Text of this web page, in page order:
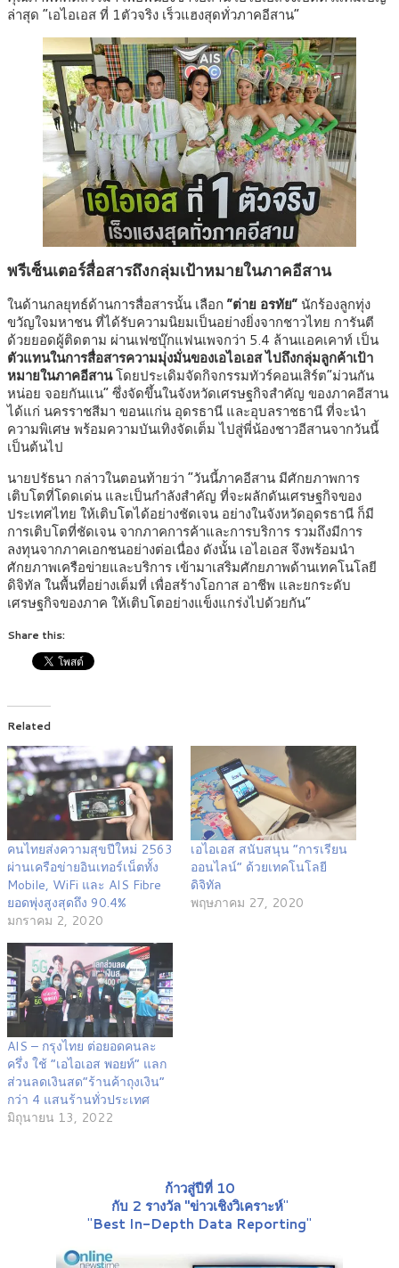
ล่าสุด “เอไอเอส ที่ 1ตัวจริง เร็วแฮงสุดทั่วภาคอีสาน”
พรีเซ็นเตอร์สื่อสารถึงกลุ่มเป้าหมายในภาคอีสาน
ในด้านกลยุทธ์ด้านการสื่อสารนั้น เลือก “ต่าย อรทัย”นักร้องลูกทุ่ง
ขวัญใจมหาชน ที่ได้รับความนิยมเป็นอย่างยิ่งจากชาวไทย การันตี
ด้วยยอดผู้ติดตาม ผ่านเฟซบุ๊กแฟนเพจกว่า 5.4 ล้านแอคเคาท์ เป็น
ตัวแทนในการสื่อสารความมุ่งมั่นของเอไอเอส ไปถึงกลุ่มลูกค้าเป้า
หมายในภาคอีสานโดยประเดิมจัดกิจกรรมทัวร์คอนเสิร์ต”ม่วนกัน
หน่อย จอยกันแน” ซึ่งจัดขึ้นในจังหวัดเศรษฐกิจสำคัญ ของภาคอีสาน
ได้แก่ นครราชสีมา ขอนแก่น อุดรธานี และอุบลราชธานี ที่จะนำ
ความพิเศษ พร้อมความบันเทิงจัดเต็ม ไปสู่พี่น้องชาวอีสานจากวันนี้
เป็นต้นไป
นายปรัธนา กล่าวในตอนท้ายว่า “วันนี้ภาคอีสาน มีศักยภาพการ
เติบโตที่โดดเด่น และเป็นกำลังสำคัญ ที่จะผลักดันเศรษฐกิจของ
ประเทศไทย ให้เติบโตได้อย่างชัดเจน อย่างในจังหวัดอุดรธานี ก็มี
การเติบโตที่ชัดเจน จากภาคการค้าและการบริการ รวมถึงมีการ
ลงทุนจากภาคเอกชนอย่างต่อเนื่อง ดังนั้น เอไอเอส จึงพร้อมนำ
ศักยภาพเครือข่ายและบริการ เข้ามาเสริมศักยภาพด้านเทคโนโลยี
ดิจิทัล ในพื้นที่อย่างเต็มที่ เพื่อสร้างโอกาส อาชีพ และยกระดับ
เศรษฐกิจของภาค ให้เติบโตอย่างแข็งแกร่งไปด้วยกัน”
Share this:
Related
คนไทยส่งความสุขปีใหม่ 2563
ผ่านเครือข่ายอินเทอร์เน็ตทั้ง
Mobile, WiFi และ AIS Fibre
ยอดพุ่งสูงสุดถึง 90.4%
มกราคม 2, 2020
เอไอเอส สนับสนุน “การเรียน
ออนไลน์” ด้วยเทคโนโลยี
ดิจิทัล
พฤษภาคม 27, 2020
AIS – กรุงไทย ต่อยอดคนละ
ครึ่ง ใช้ “เอไอเอส พอยท์” แลก
ส่วนลดเงินสด“ร้านค้าถุงเงิน”
กว่า 4 แสนร้านทั่วประเทศ
มิถุนายน 13, 2022
ก้าวสู่ปีที่ 10
กับ 2 รางวัล "ข่าวเชิงวิเคราะห์"
"Best In-Depth Data Reporting"